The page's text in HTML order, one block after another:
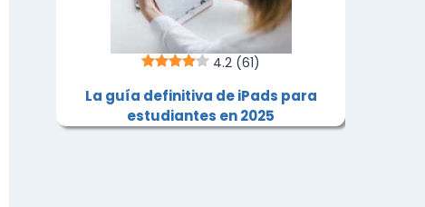
4.2 (61)
La guía definitiva de iPads para
estudiantes en 2025